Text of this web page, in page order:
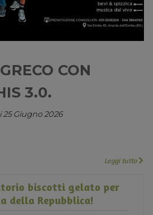
CON
3.0.
Giugno 2026
Leggi tutto
biscotti gelato per
della Repubblica!